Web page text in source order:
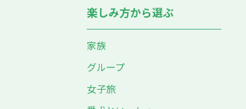
楽しみ方から選ぶ
家族
グループ
女子旅